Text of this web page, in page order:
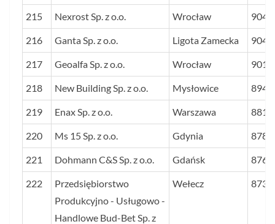
215 Nexrost Sp. z o.o. Wrocław 904
216 Ganta Sp. z o.o. Ligota Zamecka 904
217 Geoalfa Sp. z o.o. Wrocław 901
218 New Building Sp. z o.o. Mysłowice 894
219 Enax Sp. z o.o. Warszawa 881
220 Ms 15 Sp. z o.o. Gdynia 878
221 Dohmann C&S Sp. z o.o. Gdańsk 876
222
Przedsiębiorstwo
Produkcyjno - Usługowo -
Handlowe Bud-Bet Sp. z
Wełecz 873